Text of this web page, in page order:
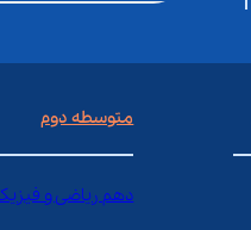
متوسطه دوم
دهم ریاضی و